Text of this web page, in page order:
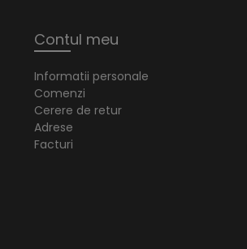
Contul meu
Informatii personale
Comenzi
Cerere de retur
Adrese
Facturi